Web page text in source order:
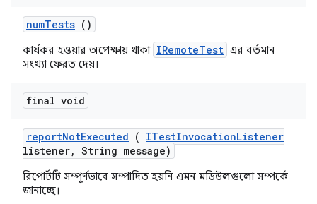
numTests ()
কার্যকর হওয়ার অপেক্ষায় থাকা IRemoteTest এর বর্তমান
সংখ্যা ফেরত দেয়।
final void
reportNotExecuted ( ITestInvocationListener
listener, String message)
রিপোর্টটি সম্পূর্ণভাবে সম্পাদিত হয়নি এমন মডিউলগুলো সম্পর্কে
জানাচ্ছে।